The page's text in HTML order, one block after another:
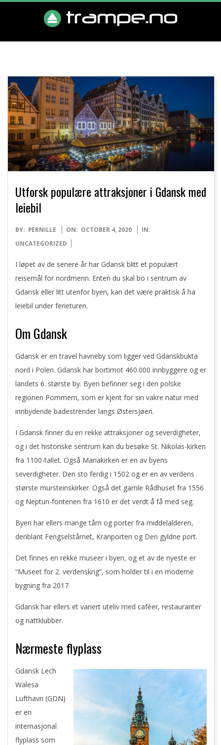
T
R
A
M
P
E
N
O
Menu
Utforsk populære attraksjoner i Gdansk med
leiebil
2020-
10-
BY: PERNILLE ON: OCTOBER 4, 2020
IN:
UNCATEGORIZED
I løpet av de senere år har Gdansk blitt et populært
reisemål for nordmenn. Enten du skal bo i sentrum av
Gdansk eller litt utenfor byen, kan det være praktisk å ha
leiebil under ferieturen.
Om Gdansk
Gdansk er en travel havneby som ligger ved Gdanskbukta
nord i Polen. Gdansk har bortimot 460.000 innbyggere og er
landets 6. største by. Byen befinner seg i den polske
regionen Pommern, som er kjent for sin vakre natur med
innbydende badestrender langs Østersjøen.
I Gdansk finner du en rekke attraksjoner og severdigheter,
og i det historiske sentrum kan du besøke St. Nikolas-kirken
fra 1100-tallet. Også Mariakirken er en av byens
severdigheter. Den sto ferdig i 1502 og er en av verdens
største mursteinskirker. Også det gamle Rådhuset fra 1556
og Neptun-fontenen fra 1610 er det verdt å få med seg.
Byen har ellers mange tårn og porter fra middelalderen,
deriblant Fengselstårnet, Kranporten og Den gyldne port.
Det finnes en rekke museer i byen, og et av de nyeste er
“Museet for 2. verdenskrig”, som holder til i en moderne
bygning fra 2017.
Gdansk har ellers et variert uteliv med cafèer, restauranter
og nattklubber.
Nærmeste flyplass
Gdansk Lech
Walesa
Lufthavn (GDN)
er en
internasjonal
flyplass som